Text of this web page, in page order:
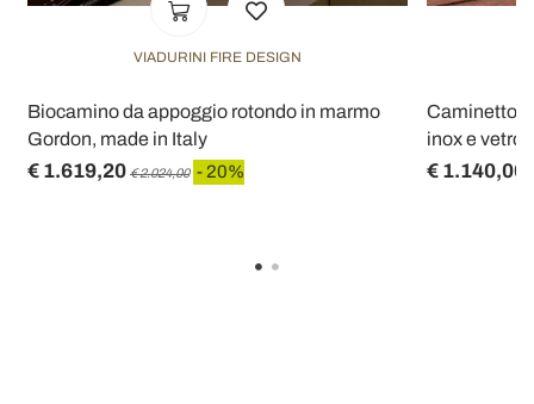
VIADURINI FIRE DESIGN
Biocamino da appoggio rotondo in marmo
Gordon, made in Italy
€ 1.619,20 € 2.024,00 - 20%
Caminetto
inox e vetro
€ 1.140,00